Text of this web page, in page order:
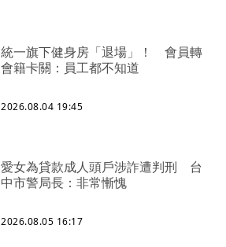
統一旗下健身房「退場」！ 會員轉
會籍卡關：員工都不知道
2026.08.04 19:45
愛女為貸款成人頭戶涉詐遭判刑 台
中市警局長：非常慚愧
2026.08.05 16:17